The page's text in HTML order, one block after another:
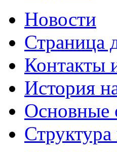
Новости
Страница
Контакты
История
Основные